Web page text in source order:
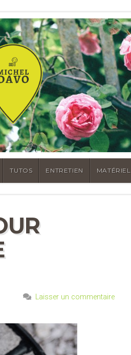
TUTOS ENTRETIEN MATÉRIEL
Laisser un commentaire